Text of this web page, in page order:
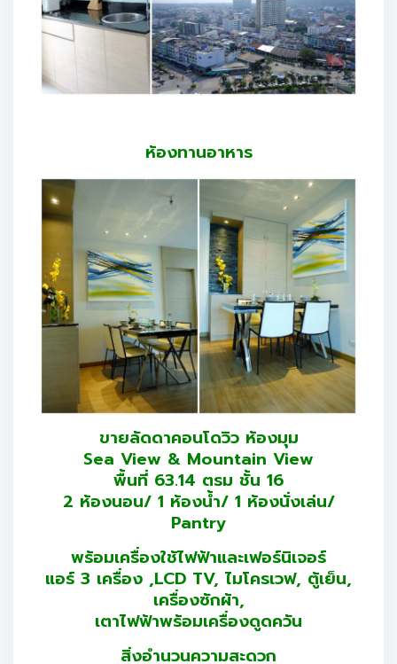
ห้องทานอาหาร
ขายลัดดาคอนโดวิว ห้องมุม
Sea View & Mountain View
พื้นที่ 63.14 ตรม ชั้น 16
2 ห้องนอน/ 1 ห้องน้ำ/ 1 ห้องนั่งเล่น/
Pantry
พร้อมเครื่องใช้ไฟฟ้าและเฟอร์นิเจอร์
แอร์ 3 เครื่อง ,LCD TV, ไมโครเวฟ, ตู้เย็น,
เครื่องซักผ้า,
เตาไฟฟ้าพร้อมเครื่องดูดควัน
สิ่งอำนวนความสะดวก